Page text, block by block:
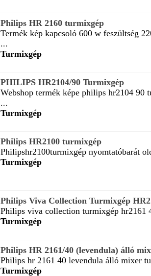
Philips HR 2160 turmixgép
Termék kép kapcsoló 600 w feszültség
...
Turmixgép
PHILIPS HR2104/90 Turmixgép
Webshop termék képe philips hr2104 90
...
Turmixgép
Philips HR2100 turmixgép
Philipshr2100turmixgép nyomtatóbarát
Turmixgép
Philips Viva Collection Turmixgép
Philips viva collection turmixgép hr2161
Turmixgép
Philips HR 2161/40 (levendula) álló
Philips hr 2161 40 levendula álló mixer
Turmixgép